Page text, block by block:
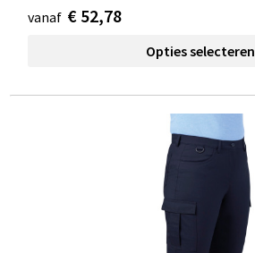
vanaf € 52,78
Opties selecteren